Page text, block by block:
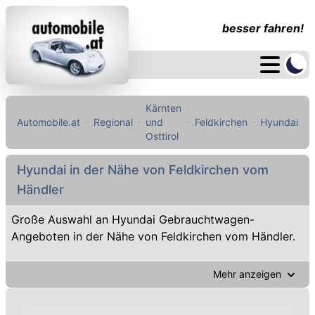
besser fahren!
Automobile.at Regional
Kärnten
und
Osttirol
Feldkirchen Hyundai
Hyundai in der Nähe von Feldkirchen vom
Händler
Große Auswahl an Hyundai Gebrauchtwagen-
Angeboten in der Nähe von Feldkirchen vom Händler.
Mehr anzeigen